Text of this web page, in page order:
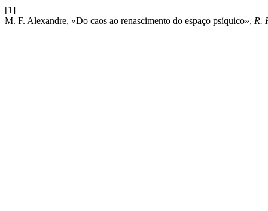
[1]
M. F. Alexandre, «Do caos ao renascimento do espaço psíquico», R.